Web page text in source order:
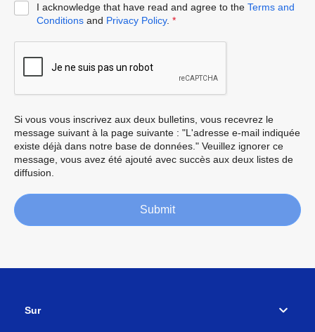
I acknowledge that have read and agree to the Terms and
Conditionsand Privacy Policy. *
Si vous vous inscrivez aux deux bulletins, vous recevrez le
message suivant à la page suivante : "L'adresse e-mail indiquée
existe déjà dans notre base de données." Veuillez ignorer ce
message, vous avez été ajouté avec succès aux deux listes de
diffusion.
Submit
Sur